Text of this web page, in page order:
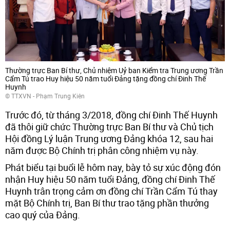
Thường trực Ban Bí thư, Chủ nhiệm Uỷ ban Kiểm tra Trung ương Trần
Cẩm Tú trao Huy hiệu 50 năm tuổi Đảng tặng đồng chí Đinh Thế
Huynh
© TTXVN - Phạm Trung Kiên
Trước đó, từ tháng 3/2018, đồng chí Đinh Thế Huynh
đã thôi giữ chức Thường trực Ban Bí thư và Chủ tịch
Hội đồng Lý luận Trung ương Đảng khóa 12, sau hai
năm được Bộ Chính trị phân công nhiệm vụ này.
Phát biểu tại buổi lễ hôm nay, bày tỏ sự xúc động đón
nhận Huy hiệu 50 năm tuổi Đảng, đồng chí Đinh Thế
Huynh trân trọng cảm ơn đồng chí Trần Cẩm Tú thay
mặt Bộ Chính trị, Ban Bí thư trao tặng phần thưởng
cao quý của Đảng.